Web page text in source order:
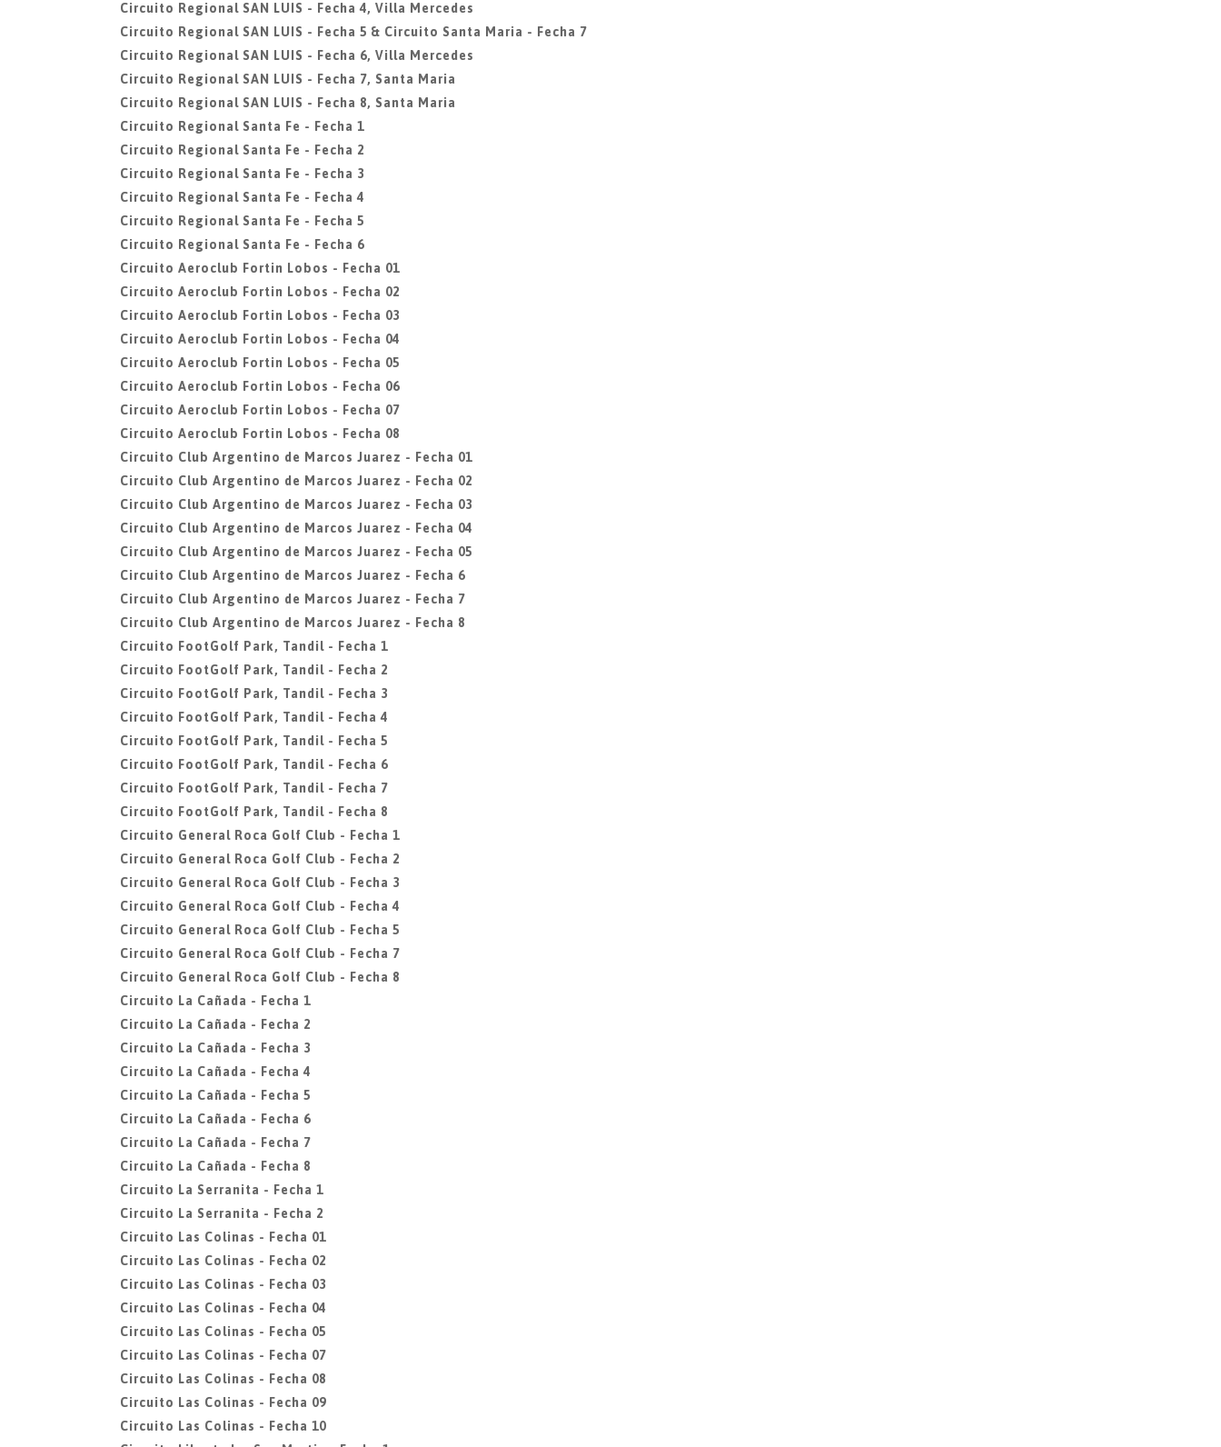
Circuito Regional SAN LUIS - Fecha 4, Villa Mercedes
Circuito Regional SAN LUIS - Fecha 5 & Circuito Santa Maria - Fecha 7
Circuito Regional SAN LUIS - Fecha 6, Villa Mercedes
Circuito Regional SAN LUIS - Fecha 7, Santa Maria
Circuito Regional SAN LUIS - Fecha 8, Santa Maria
Circuito Regional Santa Fe - Fecha 1
Circuito Regional Santa Fe - Fecha 2
Circuito Regional Santa Fe - Fecha 3
Circuito Regional Santa Fe - Fecha 4
Circuito Regional Santa Fe - Fecha 5
Circuito Regional Santa Fe - Fecha 6
Circuito Aeroclub Fortin Lobos - Fecha 01
Circuito Aeroclub Fortin Lobos - Fecha 02
Circuito Aeroclub Fortin Lobos - Fecha 03
Circuito Aeroclub Fortin Lobos - Fecha 04
Circuito Aeroclub Fortin Lobos - Fecha 05
Circuito Aeroclub Fortin Lobos - Fecha 06
Circuito Aeroclub Fortin Lobos - Fecha 07
Circuito Aeroclub Fortin Lobos - Fecha 08
Circuito Club Argentino de Marcos Juarez - Fecha 01
Circuito Club Argentino de Marcos Juarez - Fecha 02
Circuito Club Argentino de Marcos Juarez - Fecha 03
Circuito Club Argentino de Marcos Juarez - Fecha 04
Circuito Club Argentino de Marcos Juarez - Fecha 05
Circuito Club Argentino de Marcos Juarez - Fecha 6
Circuito Club Argentino de Marcos Juarez - Fecha 7
Circuito Club Argentino de Marcos Juarez - Fecha 8
Circuito FootGolf Park, Tandil - Fecha 1
Circuito FootGolf Park, Tandil - Fecha 2
Circuito FootGolf Park, Tandil - Fecha 3
Circuito FootGolf Park, Tandil - Fecha 4
Circuito FootGolf Park, Tandil - Fecha 5
Circuito FootGolf Park, Tandil - Fecha 6
Circuito FootGolf Park, Tandil - Fecha 7
Circuito FootGolf Park, Tandil - Fecha 8
Circuito General Roca Golf Club - Fecha 1
Circuito General Roca Golf Club - Fecha 2
Circuito General Roca Golf Club - Fecha 3
Circuito General Roca Golf Club - Fecha 4
Circuito General Roca Golf Club - Fecha 5
Circuito General Roca Golf Club - Fecha 7
Circuito General Roca Golf Club - Fecha 8
Circuito La Cañada - Fecha 1
Circuito La Cañada - Fecha 2
Circuito La Cañada - Fecha 3
Circuito La Cañada - Fecha 4
Circuito La Cañada - Fecha 5
Circuito La Cañada - Fecha 6
Circuito La Cañada - Fecha 7
Circuito La Cañada - Fecha 8
Circuito La Serranita - Fecha 1
Circuito La Serranita - Fecha 2
Circuito Las Colinas - Fecha 01
Circuito Las Colinas - Fecha 02
Circuito Las Colinas - Fecha 03
Circuito Las Colinas - Fecha 04
Circuito Las Colinas - Fecha 05
Circuito Las Colinas - Fecha 07
Circuito Las Colinas - Fecha 08
Circuito Las Colinas - Fecha 09
Circuito Las Colinas - Fecha 10